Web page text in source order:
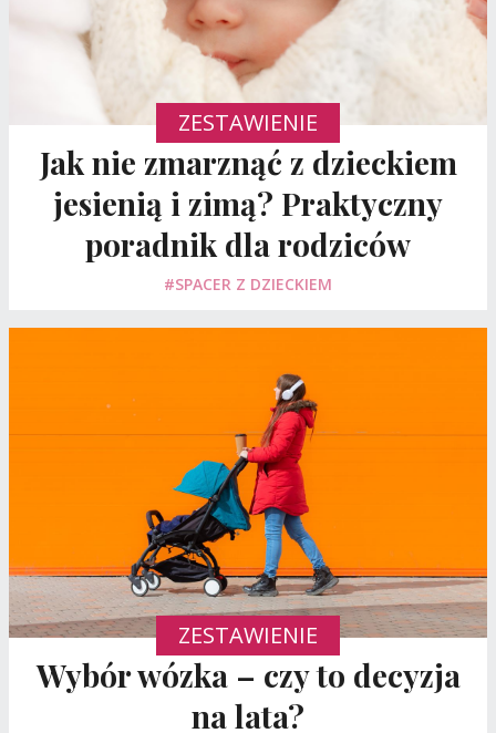
ZESTAWIENIE
Jak nie zmarznąć z dzieckiem
jesienią i zimą? Praktyczny
poradnik dla rodziców
#SPACER Z DZIECKIEM
ZESTAWIENIE
Wybór wózka – czy to decyzja
na lata?